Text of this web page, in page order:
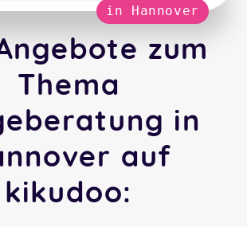
in Hannover
zum
Thema
in
auf
kikudoo: